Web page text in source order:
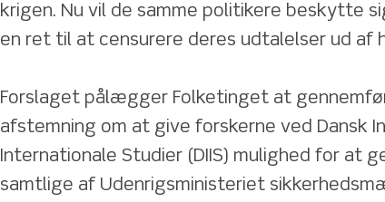
krigen. Nu vil de samme politikere beskytte
en ret til at censurere deres udtalelser ud af
Forslaget pålægger Folketinget at
afstemning om at give forskerne ved Dansk
Internationale Studier (DIIS) mulighed for at
samtlige af Udenrigsministeriet